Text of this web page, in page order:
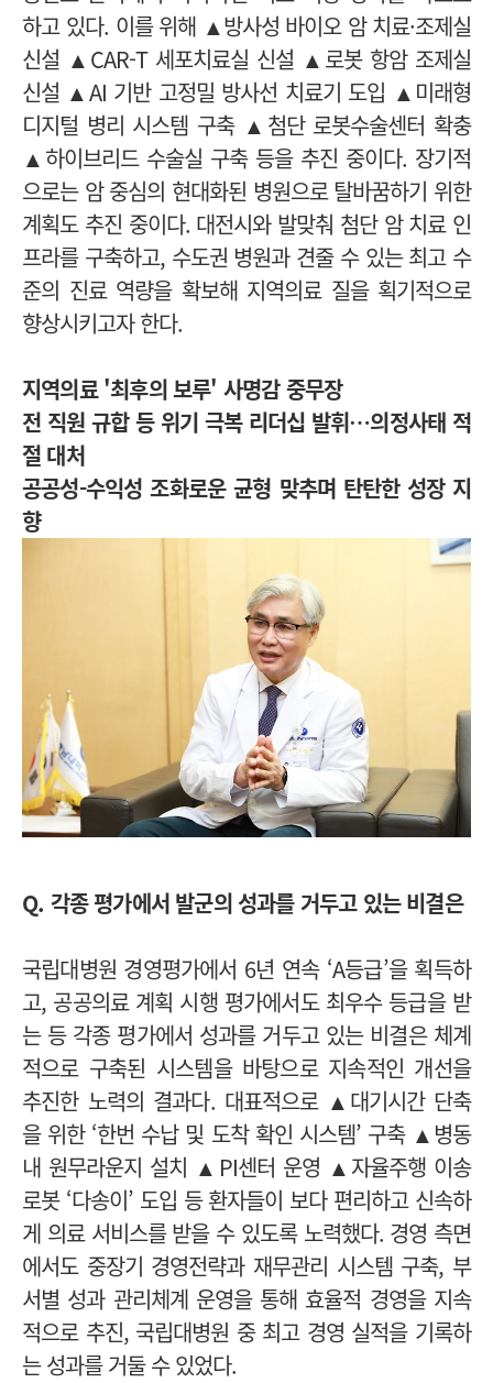
하고 있다. 이를 위해 ▲방사성 바이오 암 치료·조제실
신설 ▲CAR-T 세포치료실 신설 ▲로봇 항암 조제실
신설 ▲AI 기반 고정밀 방사선 치료기 도입 ▲미래형
디지털 병리 시스템 구축 ▲첨단 로봇수술센터 확충
▲하이브리드 수술실 구축 등을 추진 중이다. 장기적
으로는 암 중심의 현대화된 병원으로 탈바꿈하기 위한
계획도 추진 중이다. 대전시와 발맞춰 첨단 암 치료 인
프라를 구축하고, 수도권 병원과 견줄 수 있는 최고 수
준의 진료 역량을 확보해 지역의료 질을 획기적으로
향상시키고자 한다.
지역의료 '최후의 보루' 사명감 중무장
전 직원 규합 등 위기 극복 리더십 발휘…의정사태 적
절 대처
공공성-수익성 조화로운 균형 맞추며 탄탄한 성장 지
향
Q. 각종 평가에서 발군의 성과를 거두고 있는 비결은
국립대병원 경영평가에서 6년 연속 ‘A등급’을 획득하
고, 공공의료 계획 시행 평가에서도 최우수 등급을 받
는 등 각종 평가에서 성과를 거두고 있는 비결은 체계
적으로 구축된 시스템을 바탕으로 지속적인 개선을
추진한 노력의 결과다. 대표적으로 ▲대기시간 단축
을 위한 ‘한번 수납 및 도착 확인 시스템’ 구축 ▲병동
내 원무라운지 설치 ▲PI센터 운영 ▲자율주행 이송
로봇 ‘다송이’ 도입 등 환자들이 보다 편리하고 신속하
게 의료 서비스를 받을 수 있도록 노력했다. 경영 측면
에서도 중장기 경영전략과 재무관리 시스템 구축, 부
서별 성과 관리체계 운영을 통해 효율적 경영을 지속
적으로 추진, 국립대병원 중 최고 경영 실적을 기록하
는 성과를 거둘 수 있었다.